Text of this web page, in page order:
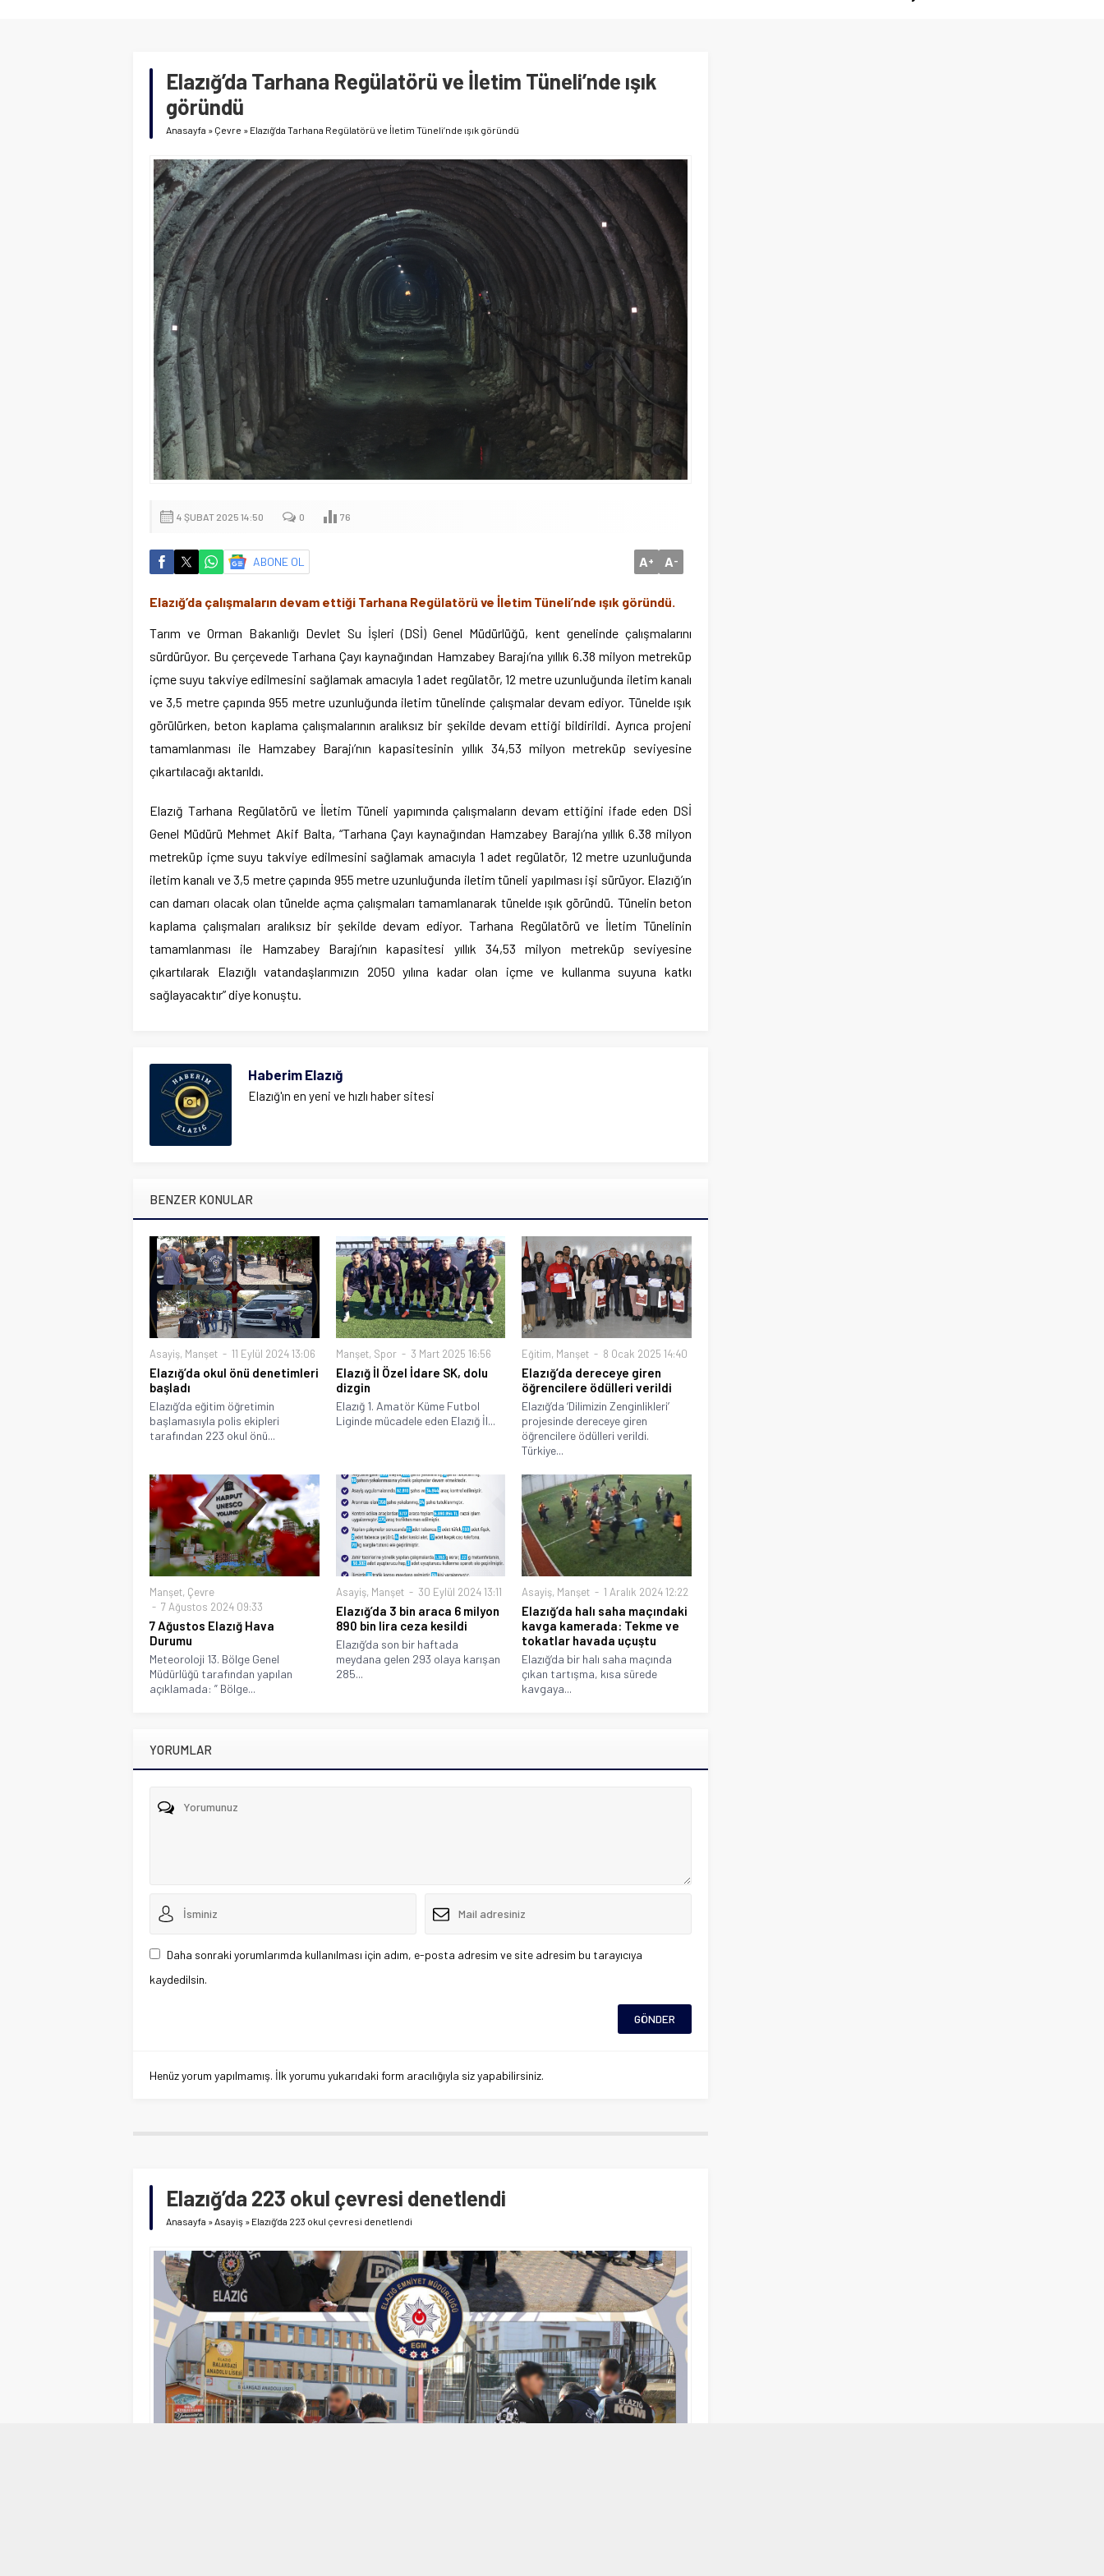
Elazığ’da Tarhana Regülatörü ve İletim Tüneli’nde ışık
göründü
Anasayfa » Çevre » Elazığ’da Tarhana Regülatörü ve İletim Tüneli’nde ışık göründü
4 ŞUBAT 2025 14:50 0 76
ABONE OL A+ A-
Elazığ’da çalışmaların devam ettiği Tarhana Regülatörü ve İletim Tüneli’nde ışık göründü.
Tarım ve Orman Bakanlığı Devlet Su İşleri (DSİ) Genel Müdürlüğü, kent genelinde çalışmalarını
sürdürüyor. Bu çerçevede Tarhana Çayı kaynağından Hamzabey Barajı’na yıllık 6.38 milyon metreküp
içme suyu takviye edilmesini sağlamak amacıyla 1 adet regülatör, 12 metre uzunluğunda iletim kanalı
ve 3,5 metre çapında 955 metre uzunluğunda iletim tünelinde çalışmalar devam ediyor. Tünelde ışık
görülürken, beton kaplama çalışmalarının aralıksız bir şekilde devam ettiği bildirildi. Ayrıca projeni
tamamlanması ile Hamzabey Barajı’nın kapasitesinin yıllık 34,53 milyon metreküp seviyesine
çıkartılacağı aktarıldı.
Elazığ Tarhana Regülatörü ve İletim Tüneli yapımında çalışmaların devam ettiğini ifade eden DSİ
Genel Müdürü Mehmet Akif Balta, “Tarhana Çayı kaynağından Hamzabey Barajı’na yıllık 6.38 milyon
metreküp içme suyu takviye edilmesini sağlamak amacıyla 1 adet regülatör, 12 metre uzunluğunda
iletim kanalı ve 3,5 metre çapında 955 metre uzunluğunda iletim tüneli yapılması işi sürüyor. Elazığ’ın
can damarı olacak olan tünelde açma çalışmaları tamamlanarak tünelde ışık göründü. Tünelin beton
kaplama çalışmaları aralıksız bir şekilde devam ediyor. Tarhana Regülatörü ve İletim Tünelinin
tamamlanması ile Hamzabey Barajı’nın kapasitesi yıllık 34,53 milyon metreküp seviyesine
çıkartılarak Elazığlı vatandaşlarımızın 2050 yılına kadar olan içme ve kullanma suyuna katkı
sağlayacaktır” diye konuştu.
Haberim Elazığ
Elazığ'ın en yeni ve hızlı haber sitesi
BENZER KONULAR
Asayiş, Manşet 11 Eylül 2024 13:06
Elazığ’da okul önü denetimleri
başladı
Elazığ’da eğitim öğretimin
başlamasıyla polis ekipleri
tarafından 223 okul önü...
Manşet, Spor 3 Mart 2025 16:56
Elazığ İl Özel İdare SK, dolu
dizgin
Elazığ 1. Amatör Küme Futbol
Liginde mücadele eden Elazığ İl...
Eğitim, Manşet 8 Ocak 2025 14:40
Elazığ’da dereceye giren
öğrencilere ödülleri verildi
Elazığ’da ‘Dilimizin Zenginlikleri’
projesinde dereceye giren
öğrencilere ödülleri verildi.
Türkiye...
Manşet, Çevre
7 Ağustos 2024 09:33
7 Ağustos Elazığ Hava
Durumu
Meteoroloji 13. Bölge Genel
Müdürlüğü tarafından yapılan
açıklamada: ” Bölge...
Asayiş, Manşet 30 Eylül 2024 13:11
Elazığ’da 3 bin araca 6 milyon
890 bin lira ceza kesildi
Elazığ’da son bir haftada
meydana gelen 293 olaya karışan
285...
Asayiş, Manşet 1 Aralık 2024 12:22
Elazığ’da halı saha maçındaki
kavga kamerada: Tekme ve
tokatlar havada uçuştu
Elazığ‘da bir halı saha maçında
çıkan tartışma, kısa sürede
kavgaya...
YORUMLAR
Daha sonraki yorumlarımda kullanılması için adım, e-posta adresim ve site adresim bu tarayıcıya
kaydedilsin.
Henüz yorum yapılmamış. İlk yorumu yukarıdaki form aracılığıyla siz yapabilirsiniz.
Elazığ’da 223 okul çevresi denetlendi
Anasayfa »Asayiş » Elazığ’da 223 okul çevresi denetlendi